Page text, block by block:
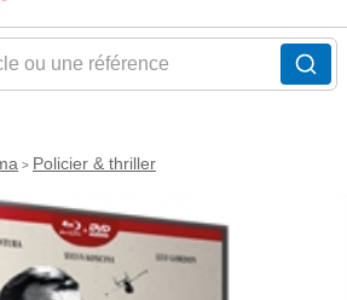
ou une référence
> Policier & thriller